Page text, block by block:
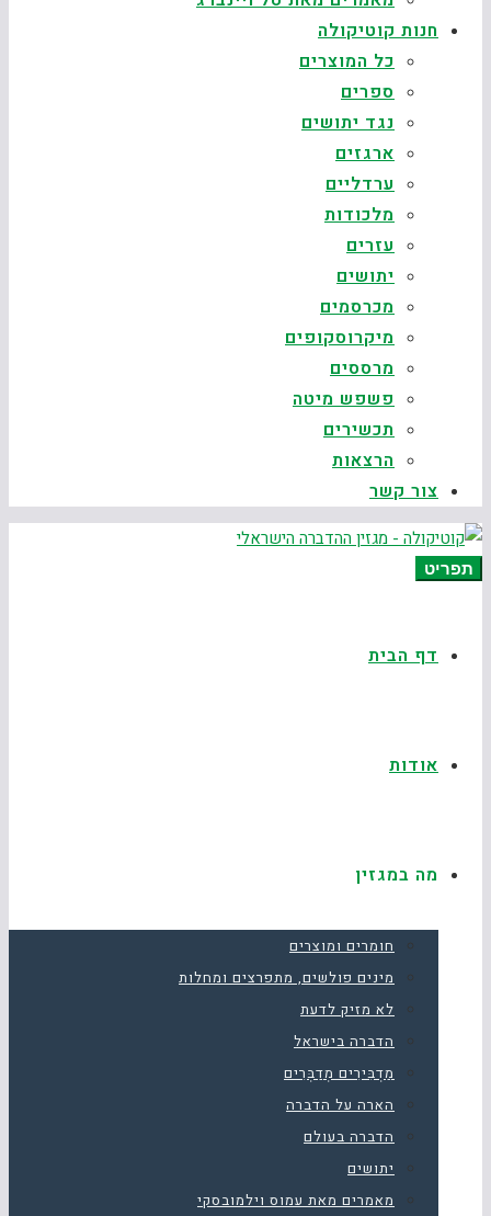
חנות קוטיקולה
כל המוצרים
ספרים
נגד יתושים
ארגזים
ערדליים
מלכודות
עזרים
יתושים
מכרסמים
מיקרוסקופים
מרססים
פשפש מיטה
תכשירים
הרצאות
צור קשר
תפריט
דף הבית
אודות
מה במגזין
חומרים ומוצרים
מינים פולשים, מתפרצים ומחלות
לא מזיק לדעת
הדברה בישראל
מַדְבִּירִים מְדַבְּרִים
הארה על הדברה
הדברה בעולם
יתושים
מאמרים מאת עמוס וילמובסקי